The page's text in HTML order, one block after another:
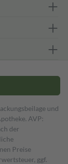
und
AVP:
der
Preise
ggf.